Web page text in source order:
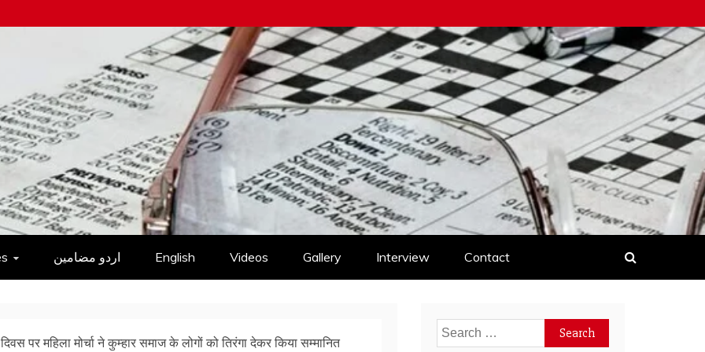
اردو مضامین English Videos Gallery Interview Contact
पर महिला मोर्चा ने कुम्हार समाज के लोगों को तिरंगा देकर किया सम्मानित
Search